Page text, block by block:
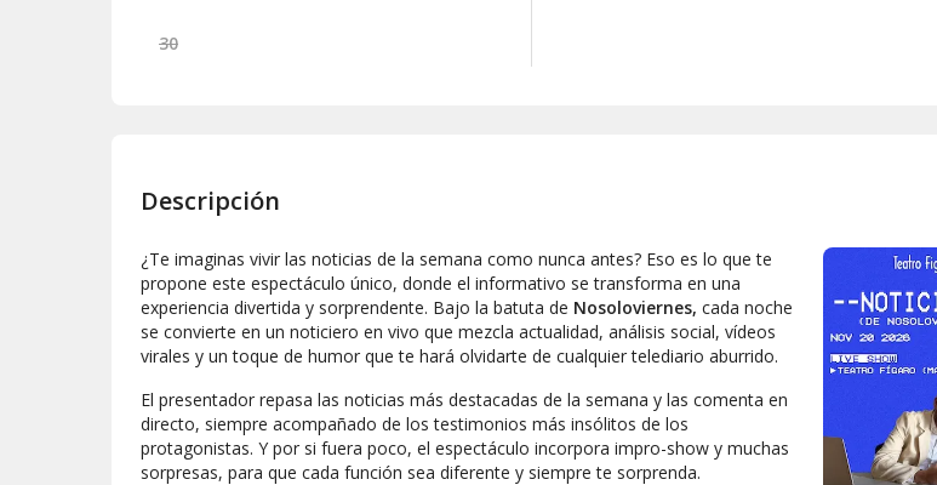
30
Descripción
¿Te imaginas vivir las noticias de la semana como nunca antes? Eso es lo que te
propone este espectáculo único, donde el informativo se transforma en una
experiencia divertida y sorprendente. Bajo la batuta de Nosoloviernes, cada noche
se convierte en un noticiero en vivo que mezcla actualidad, análisis social, vídeos
virales y un toque de humor que te hará olvidarte de cualquier telediario aburrido.
El presentador repasa las noticias más destacadas de la semana y las comenta en
directo, siempre acompañado de los testimonios más insólitos de los
protagonistas. Y por si fuera poco, el espectáculo incorpora impro-show y muchas
sorpresas, para que cada función sea diferente y siempre te sorprenda.